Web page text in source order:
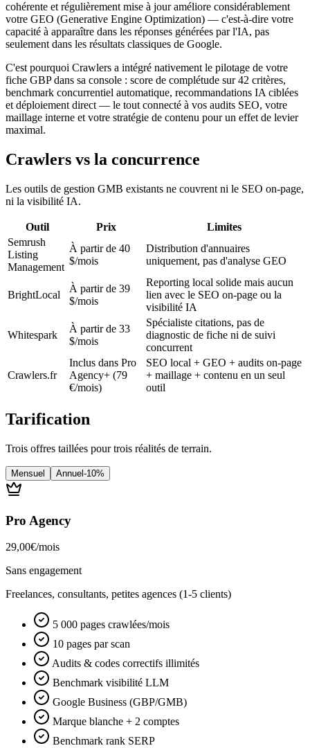
cohérente et régulièrement mise à jour améliore considérablement
votre GEO (Generative Engine Optimization) — c'est-à-dire votre
capacité à apparaître dans les réponses générées par l'IA, pas
seulement dans les résultats classiques de Google.
C'est pourquoi Crawlers a intégré nativement le pilotage de votre
fiche GBP dans sa console : score de complétude sur 42 critères,
benchmark concurrentiel automatique, recommandations IA ciblées
et déploiement direct — le tout connecté à vos audits SEO, votre
maillage interne et votre stratégie de contenu pour un effet de levier
maximal.
Crawlers vs la concurrence
Les outils de gestion GMB existants ne couvrent ni le SEO on-page,
ni la visibilité IA.
Outil Prix
Limites
Semrush
Listing
Management
À partir de 40
$/mois
Distribution d'annuaires
uniquement, pas d'analyse GEO
BrightLocal
À partir de 39
$/mois
Reporting local solide mais aucun
lien avec le SEO on-page ou la
visibilité IA
Whitespark
À partir de 33
$/mois
Spécialiste citations, pas de
diagnostic de fiche ni de suivi
concurrent
Crawlers.fr
Inclus dans Pro
Agency+ (79
€/mois)
SEO local + GEO + audits on-page
+ maillage + contenu en un seul
outil
Tarification
Trois offres taillées pour trois réalités de terrain.
Mensuel Annuel -10%
Pro Agency
29,00€/mois
Sans engagement
Freelances, consultants, petites agences (1-5 clients)
5 000 pages crawlées/mois
10 pages par scan
Audits & codes correctifs illimités
Benchmark visibilité LLM
Google Business (GBP/GMB)
Marque blanche + 2 comptes
Benchmark rank SERP